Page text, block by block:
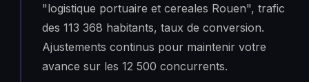
"logistique portuaire et cereales Rouen", trafic
des 113 368 habitants, taux de conversion.
Ajustements continus pour maintenir votre
avance sur les 12 500 concurrents.